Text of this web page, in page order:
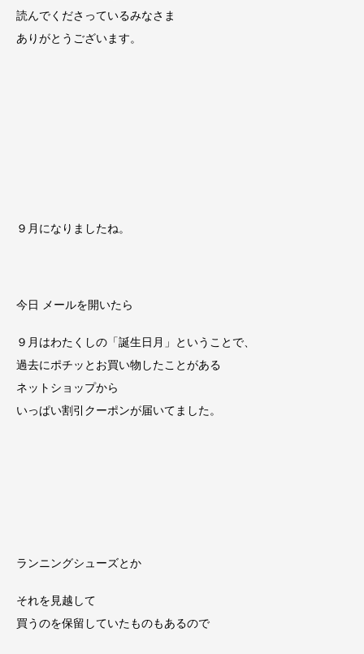
読んでくださっているみなさま
ありがとうございます。
９月になりましたね。
今日 メールを開いたら
９月はわたくしの「誕生日月」ということで、
過去にポチッとお買い物したことがある
ネットショップから
いっぱい割引クーポンが届いてました。
ランニングシューズとか
それを見越して
買うのを保留していたものもあるので